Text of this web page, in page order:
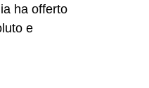
ha offerto
e